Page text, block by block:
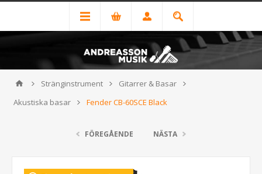
Stränginstrument
Gitarrer & Basar
Akustiska basar
Fender CB-60SCE Black
FÖREGÅENDE NÄSTA